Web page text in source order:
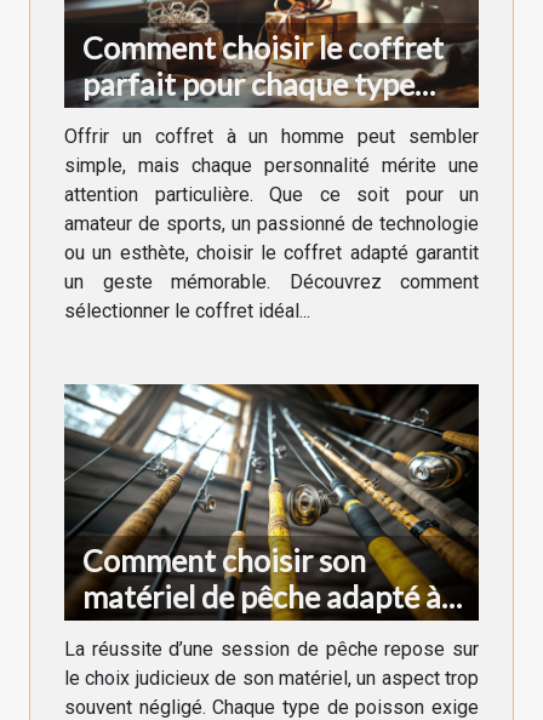
Comment choisir le coffret
parfait pour chaque type
d'homme ?
Offrir un coffret à un homme peut sembler
simple, mais chaque personnalité mérite une
attention particulière. Que ce soit pour un
amateur de sports, un passionné de technologie
ou un esthète, choisir le coffret adapté garantit
un geste mémorable. Découvrez comment
sélectionner le coffret idéal...
Comment choisir son
matériel de pêche adapté à
chaque type de poisson
La réussite d’une session de pêche repose sur
le choix judicieux de son matériel, un aspect trop
souvent négligé. Chaque type de poisson exige